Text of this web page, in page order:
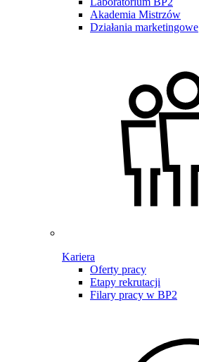
Akademia Mistrzów
Działania marketingowe
Kariera
Oferty pracy
Etapy rekrutacji
Filary pracy w BP2